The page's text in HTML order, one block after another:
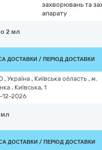
захворювань та
апарату
2 мл
ДОСТАВКИ / ПЕРІОД ДОСТАВКИ
, Україна , Київська область , м.
, Київська, 1
12-2026
мл
ДОСТАВКИ / ПЕРІОД ДОСТАВКИ